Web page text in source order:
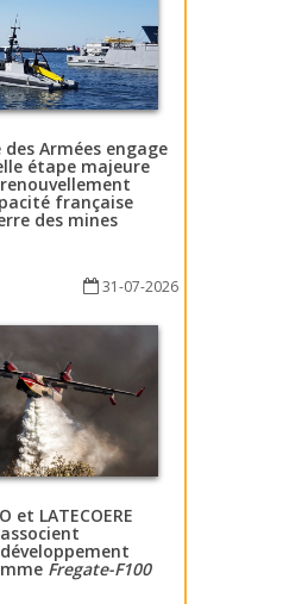
Armées engage
étape majeure
française
des mines
31-07-2026
et LATECOERE
Fregate-F100